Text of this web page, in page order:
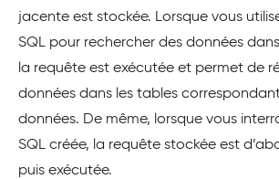
jacente est stockée. Lorsque vous
SQL pour rechercher des données
la requête est exécutée et permet de
données dans les tables
données. De même, lorsque vous
SQL créée, la requête stockée est
puis exécutée.